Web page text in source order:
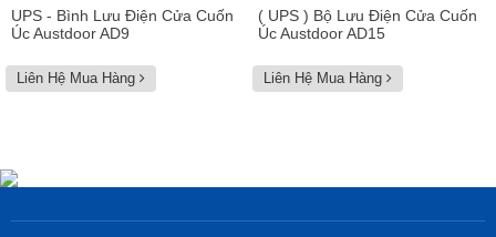
UPS - Bình Lưu Điện Cửa Cuốn
Úc Austdoor AD9
Liên Hệ Mua Hàng
( UPS ) Bộ Lưu Điện Cửa Cuốn
Úc Austdoor AD15
Liên Hệ Mua Hàng